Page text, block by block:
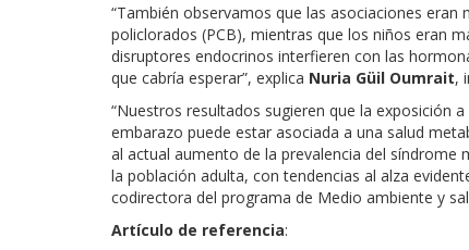
“También observamos que las asociaciones eran
policlorados (PCB), mientras que los niños eran
disruptores endocrinos interfieren con las
que cabría esperar”, explica Nuria Güil Oumrait,
“Nuestros resultados sugieren que la exposición
embarazo puede estar asociada a una salud
al actual aumento de la prevalencia del
la población adulta, con tendencias al alza
codirectora del programa de Medio ambiente y
Artículo de referencia: